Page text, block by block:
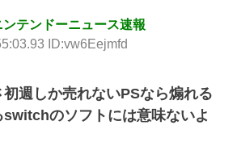
テンドーニュース速報
ID:vw6Eejmfd
週しか売れないPSなら煽れる
switchのソフトには意味ないよ